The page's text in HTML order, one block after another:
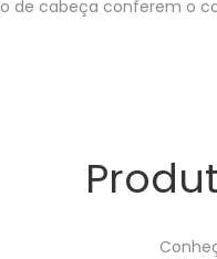
de cabeça conferem o